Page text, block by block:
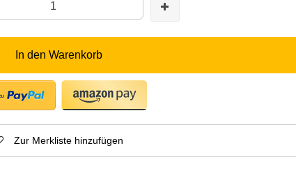
In den Warenkorb
Zur Merkliste hinzufügen